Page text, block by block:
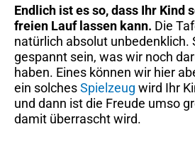
Endlich ist es so, dass Ihr Kind
freien Lauf lassen kann. Die
natürlich absolut unbedenklich.
gespannt sein, was wir noch
haben. Eines können wir hier
ein solchesSpielzeug wird Ihr
und dann ist die Freude umso
damit überrascht wird.